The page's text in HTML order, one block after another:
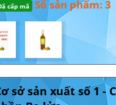
cấp mã Số sản phẩm: 3
sở sản xuất số 1 -